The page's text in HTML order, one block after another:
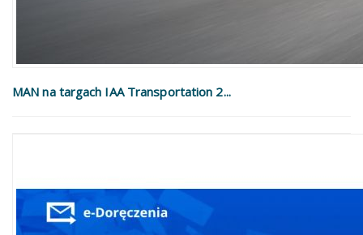
MAN na targach IAA Transportation 2...